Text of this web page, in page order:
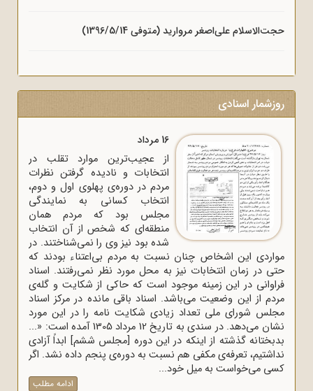
حجت‌الاسلام علی‌اصغر مروارید (متوفی 1396/5/14)
روزشمار اسنادی
16 مرداد
از عجیب‌ترین موارد تقلب در
انتخابات و نادیده گرفتن نظرات
مردم در دوره‌ی پهلوی اول و دوم،
انتخاب کسانی به نمایندگی
مجلس بود که مردم همان
منطقه‌ای که شخص از آن انتخاب
شده بود نیز وی را نمی‌شناختند. در
مواردی این اشخاص چنان نسبت به مردم بی‌اعتناء بودند که
حتی در زمان انتخابات نیز به محل مورد نظر نمی‌رفتند. اسناد
فراوانی در این زمینه موجود است که حاکی از شکایت و گله‌ی
مردم از این وضعیت می‌باشد. اسناد باقی مانده در مرکز اسناد
مجلس شورای ملی تعداد زیادی شکایت نامه را در این مورد
نشان می‌دهد. در سندی به تاریخ 12 مرداد 1305 آمده است: «...
بدبختانه گذشته از اینکه در این دوره [مجلس ششم] ابداً آزادی
نداشتیم، تعرفه‌ی مکفی هم نسبت به دوره‌ی پنجم داده نشد. اگر
کسی می‌خواست به میل خود...
ادامه مطلب